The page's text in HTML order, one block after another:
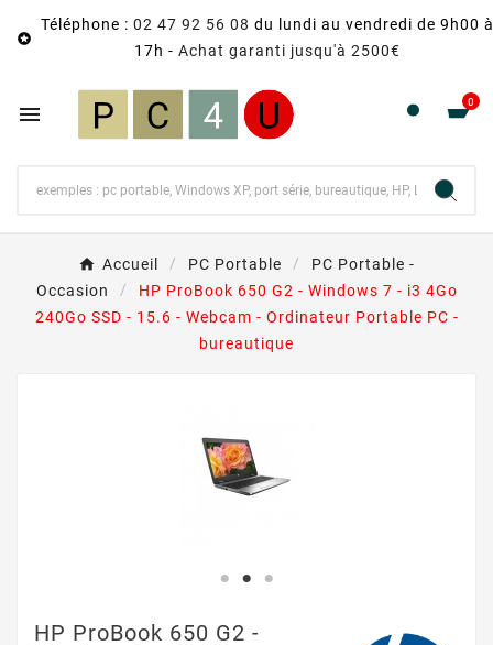

Téléphone : 02 47 92 56 08 du lundi au vendredi de 9h00 à
17h - Achat garanti jusqu'à 2500€
 0
Accueil PC Portable
PC Portable -
Occasion
HP ProBook 650 G2 - Windows 7 - i3 4Go
240Go SSD - 15.6 - Webcam - Ordinateur Portable PC -
bureautique
HP ProBook 650 G2 -